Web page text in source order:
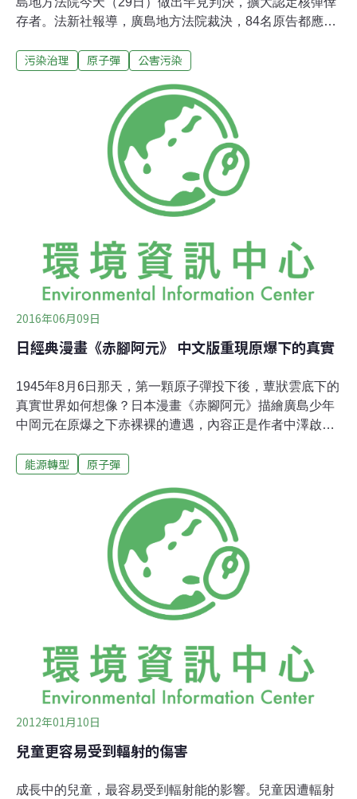
存者。法新社報導，廣島地方法院裁決，84名原告都應獲
核爆後，若干地區降下放射性物質「黑雨」。日本政府在
上述原告事發時不在被指定的地區，但淋到「黑雨」，他
們主張自己遭受的健康衝擊與政府認定地區內受害人相
似。日本放送協會（NHK）報導，廣島地方法院審判長高
島義行在庭上表示：「醫療文件顯示，這些居民經歷的疾
病據信與核彈有關，這符合認定被爆者的法律要件。」對
於多年來主張自己也受苦於核彈攻擊的人士而言，這場官
污染治理 原子彈 公害污染
2016年06月09日
日經典漫畫《赤腳阿元》 中文版重現原爆下的真實
1945年8月6日那天，第一顆原子彈投下後，蕈狀雲底下的
真實世界如何想像？日本漫畫《赤腳阿元》描繪廣島少年
中岡元在原爆之下赤裸裸的遭遇，內容正是作者中澤啟治
原爆的殘酷，一次次的對軍國主義發出最悲痛的質疑。赤
阿元幸運躲過原子彈的衝擊波與熱浪，但一旁的阿姨卻瞬
間被火吞噬，遠處則是死傷無數與哀號遍野。一片斷垣殘
壁中，火海襲向被房舍壓住的居民，阿元的父親、姐姐和
弟弟就這樣被活活燒死。原爆後才出生的妹妹則死於營養
不良，阿元與母親、哥哥在艱困的環境、輻射的威脅與社
會的歧視中存活下來。文字難以傳達的景象，中澤啟治以
漫畫重現在《赤腳阿元》。雖然這部作品設定是為九歲小
上，中澤啟治沒有妥協。被原爆熱浪燒爛的人群、滿布焦
黑屍首的河流、物資匱乏下的人性，《赤腳阿元》的
能源轉型 原子彈
2012年01月10日
兒童更容易受到輻射的傷害
成長中的兒童，最容易受到輻射能的影響。兒童因遭輻射